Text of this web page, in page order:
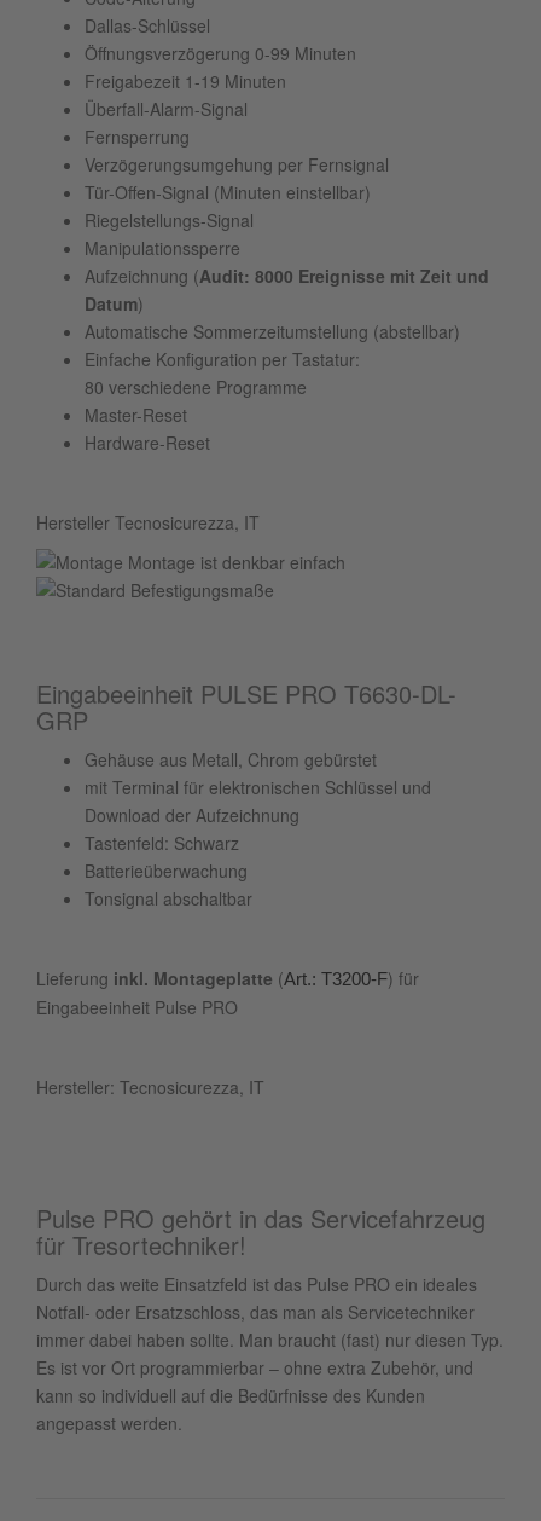
Dallas-Schlüssel
Öffnungsverzögerung 0-99 Minuten
Freigabezeit 1-19 Minuten
Überfall-Alarm-Signal
Fernsperrung
Verzögerungsumgehung per Fernsignal
Tür-Offen-Signal (Minuten einstellbar)
Riegelstellungs-Signal
Manipulationssperre
Aufzeichnung (Audit: 8000 Ereignisse mit Zeit und
Datum)
Automatische Sommerzeitumstellung (abstellbar)
Einfache Konfiguration per Tastatur:
80 verschiedene Programme
Master-Reset
Hardware-Reset
Hersteller Tecnosicurezza, IT
Montage ist denkbar einfach
Eingabeeinheit PULSE PRO T6630-DL-
GRP
Gehäuse aus Metall, Chrom gebürstet
mit Terminal für elektronischen Schlüssel und
Download der Aufzeichnung
Tastenfeld: Schwarz
Batterieüberwachung
Tonsignal abschaltbar
Lieferung inkl. Montageplatte (Art.: T3200-F) für
Eingabeeinheit Pulse PRO
Hersteller: Tecnosicurezza, IT
Pulse PRO gehört in das Servicefahrzeug
für Tresortechniker!
Durch das weite Einsatzfeld ist das Pulse PRO ein ideales
Notfall- oder Ersatzschloss, das man als Servicetechniker
immer dabei haben sollte. Man braucht (fast) nur diesen Typ.
Es ist vor Ort programmierbar – ohne extra Zubehör, und
kann so individuell auf die Bedürfnisse des Kunden
angepasst werden.